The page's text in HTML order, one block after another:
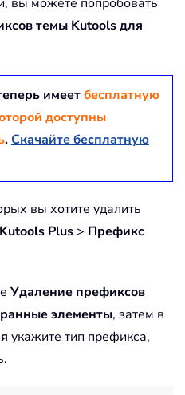
темы Kutools для
имеетбесплатную
доступны
.Скачайте бесплатную
вы хотите удалить
Kutools Plus > Префикс
Удаление префиксов
элементы, затем в
укажите тип префикса,